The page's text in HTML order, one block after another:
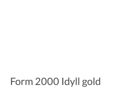
Form 2000 Idyll gold